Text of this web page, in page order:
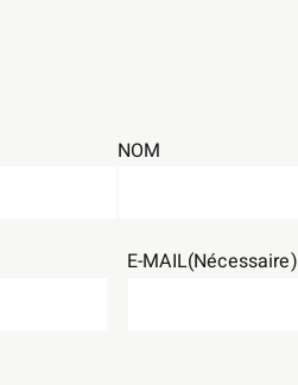
NOM
E-MAIL(Nécessaire)